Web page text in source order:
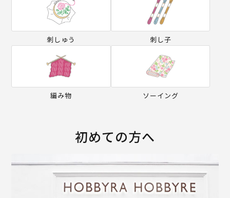
刺しゅう 刺し子
編み物 ソーイング
初めての方へ